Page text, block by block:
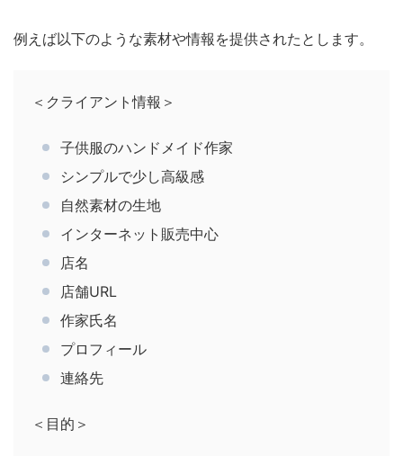
例えば以下のような素材や情報を提供されたとします。
＜クライアント情報＞
子供服のハンドメイド作家
シンプルで少し高級感
自然素材の生地
インターネット販売中心
店名
店舗URL
作家氏名
プロフィール
連絡先
＜目的＞